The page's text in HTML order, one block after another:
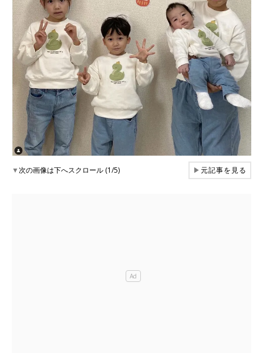
▼次の画像は下へスクロール (1/5) ▶元記事を見る